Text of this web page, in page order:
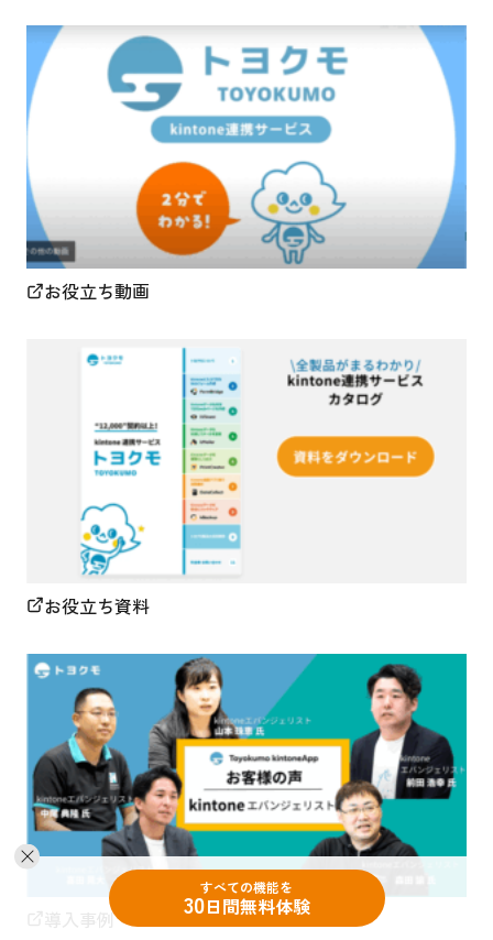
お役立ち動画
お役立ち資料
導入事例
すべての機能を
30日間無料体験